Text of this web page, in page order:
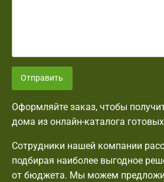
Отправить
Оформляйте заказ, чтобы
дома из онлайн-каталога
Сотрудники нашей компании
подбирая наиболее выгодное
от бюджета. Мы можем